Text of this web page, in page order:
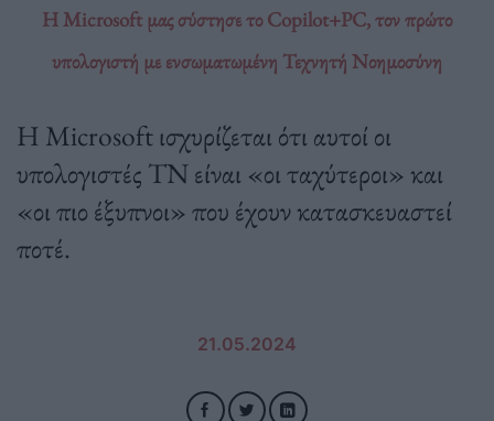
Η Microsoft μας σύστησε το Copilot+PC, τον πρώτο
υπολογιστή με ενσωματωμένη Τεχνητή Νοημοσύνη
Η Microsoft ισχυρίζεται ότι αυτοί οι
υπολογιστές TN είναι «οι ταχύτεροι» και
«οι πιο έξυπνοι» που έχουν κατασκευαστεί
ποτέ.
21.05.2024